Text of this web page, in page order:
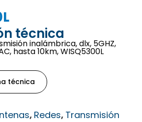
técnica
inalámbrica, dlx, 5GHZ,
hasta 10km, WISQ5300L
técnica
, Redes, Transmisión